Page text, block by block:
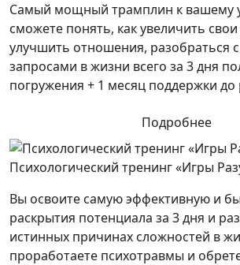
Самый мощный трамплин к вашему
сможете понять, как увеличить
улучшить отношения, разобраться
запросами в жизни всего за 3 дня
погружения + 1 месяц поддержки до
Подробнее
Психологический тренинг «Игры
Вы освоите самую эффективную и
раскрытия потенциала за 3 дня и
истинных причинах сложностей в
проработаете психотравмы и